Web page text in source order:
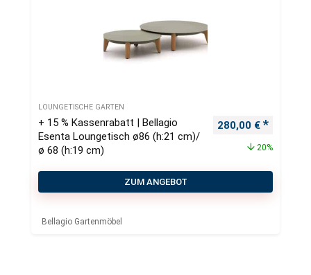
LOUNGETISCHE GARTEN
+ 15 % Kassenrabatt | Bellagio
Esenta Loungetisch ø86 (h:21 cm)/
ø 68 (h:19 cm)
Ursprünglicher
280,00 €
20%
ZUM ANGEBOT
Bellagio Gartenmöbel